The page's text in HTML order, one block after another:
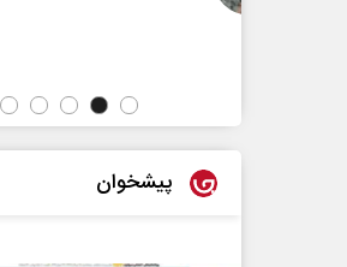
دکتر یدالله جوانی -
پیشخوان